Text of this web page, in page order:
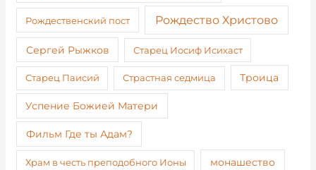
Рождественский пост Рождество Христово
Сергей Рыжков Старец Иосиф Исихаст
Старец Паисий Страстная седмица Троица
Успение Божией Матери
Фильм Где ты Адам?
Храм в честь преподобного Ионы монашество